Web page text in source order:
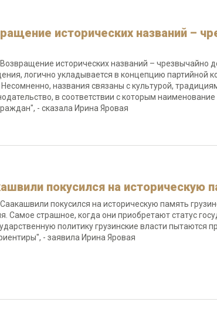
исторических названий –
исторических названий – чрезвычайно
логично укладывается в концепцию партийной
названия связаны с культурой,
в соответствии с которым
- сказала Ирина Яровая
покусился на историческую
покусился на историческую память
Самое страшное, когда они приобретают статус
политику грузинские власти пытаются
- заявила Ирина Яровая